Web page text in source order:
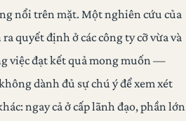
nổi trên mặt. Một nghiên cứu của
quyết định ở các công ty cỡ vừa và
việc đạt kết quả mong muốn —
dành đủ sự chú ý để xem xét
ngay cả ở cấp lãnh đạo, phần lớn